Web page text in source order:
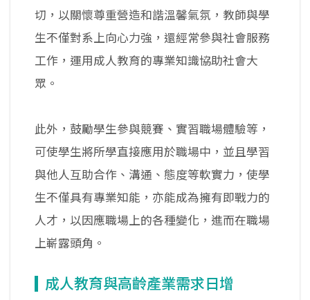
切，以關懷尊重營造和諧溫馨氣氛，教師與學
生不僅對系上向心力強，還經常參與社會服務
工作，運用成人教育的專業知識協助社會大
眾。
此外，鼓勵學生參與競賽、實習職場體驗等，
可使學生將所學直接應用於職場中，並且學習
與他人互助合作、溝通、態度等軟實力，使學
生不僅具有專業知能，亦能成為擁有即戰力的
人才，以因應職場上的各種變化，進而在職場
上嶄露頭角。
成人教育與高齡產業需求日增